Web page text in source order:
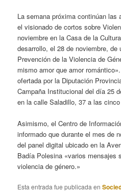
La semana próxima continúan las
el visionado de cortos sobre
noviembre en la Casa de la
desarrollo, el 28 de noviembre, de
Prevención de la Violencia de
mismo amor que amor
ofertada por la Diputación
Campaña Institucional del día 25
en la calle Saladillo, 37 a las
Asimismo, el Centro de
informado que durante el mes de
del panel digital ubicado en la
Badía Polesina «varios mensajes
violencia de género.»
Esta entrada fue publicada en